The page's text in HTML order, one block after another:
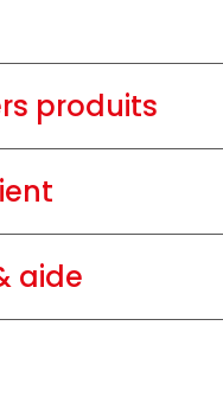
produits
aide